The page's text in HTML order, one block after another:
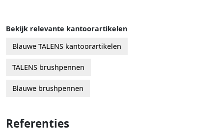
Bekijk relevante kantoorartikelen
Blauwe TALENS kantoorartikelen
TALENS brushpennen
Blauwe brushpennen
Referenties